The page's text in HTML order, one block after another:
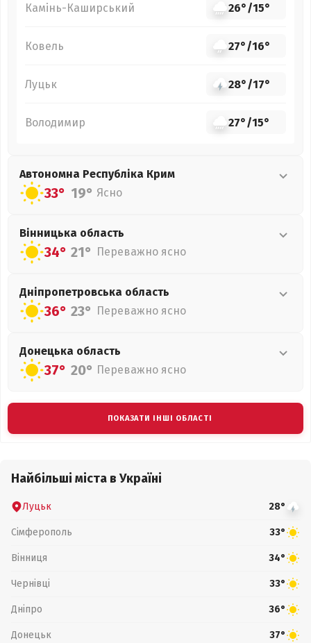
Камінь-Каширський 26°/15°
Ковель 27°/16°
Луцьк 28°/17°
Володимир 27°/15°
Автономна Республіка Крим
33° 19° Ясно
Вінницька область
34° 21° Переважно ясно
Дніпропетровська область
36° 23° Переважно ясно
Донецька область
37° 20° Переважно ясно
ПОКАЗАТИ ІНШІ ОБЛАСТІ
Найбільші міста в Україні
Луцьк 28°
Сімферополь 33°
Вінниця 34°
Чернівці 33°
Дніпро 36°
Донецьк 37°